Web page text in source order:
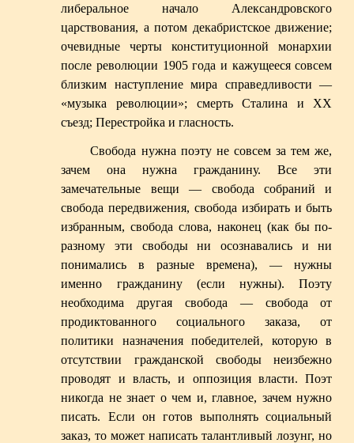
либеральное начало Александровского
царствования, а потом декабристское движение;
очевидные черты конституционной монархии
после революции 1905 года и кажущееся совсем
близким наступление мира справедливости —
«музыка революции»; смерть Сталина и XX
съезд; Перестройка и гласность.
Свобода нужна поэту не совсем за тем же,
зачем она нужна гражданину. Все эти
замечательные вещи — свобода собраний и
свобода передвижения, свобода избирать и быть
избранным, свобода слова, наконец (как бы по-
разному эти свободы ни осознавались и ни
понимались в разные времена), — нужны
именно гражданину (если нужны). Поэту
необходима другая свобода — свобода от
продиктованного социального заказа, от
политики назначения победителей, которую в
отсутствии гражданской свободы неизбежно
проводят и власть, и оппозиция власти. Поэт
никогда не знает о чем и, главное, зачем нужно
писать. Если он готов выполнять социальный
заказ, то может написать талантливый лозунг, но